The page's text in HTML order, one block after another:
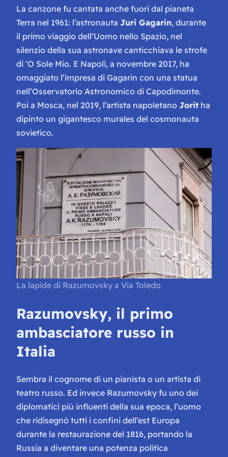
La canzone fu cantata anche fuori dal pianeta
Terra nel 1961: l’astronauta Juri Gagarin, durante
il primo viaggio dell’Uomo nello Spazio, nel
silenzio della sua astronave canticchiava le strofe
di ‘O Sole Mio. E Napoli, a novembre 2017, ha
omaggiato l’impresa di Gagarin con una statua
nell’Osservatorio Astronomico di Capodimonte.
Poi a Mosca, nel 2019, l’artista napoletano Jorit ha
dipinto un gigantesco murales del cosmonauta
sovietico.
La lapide di Razumovsky a Via Toledo
Razumovsky, il primo
ambasciatore russo in
Italia
Sembra il cognome di un pianista o un artista di
teatro russo. Ed invece Razumovsky fu uno dei
diplomatici più influenti della sua epoca, l’uomo
che ridisegnò tutti i confini dell’est Europa
durante la restaurazione del 1816, portando la
Russia a diventare una potenza politica